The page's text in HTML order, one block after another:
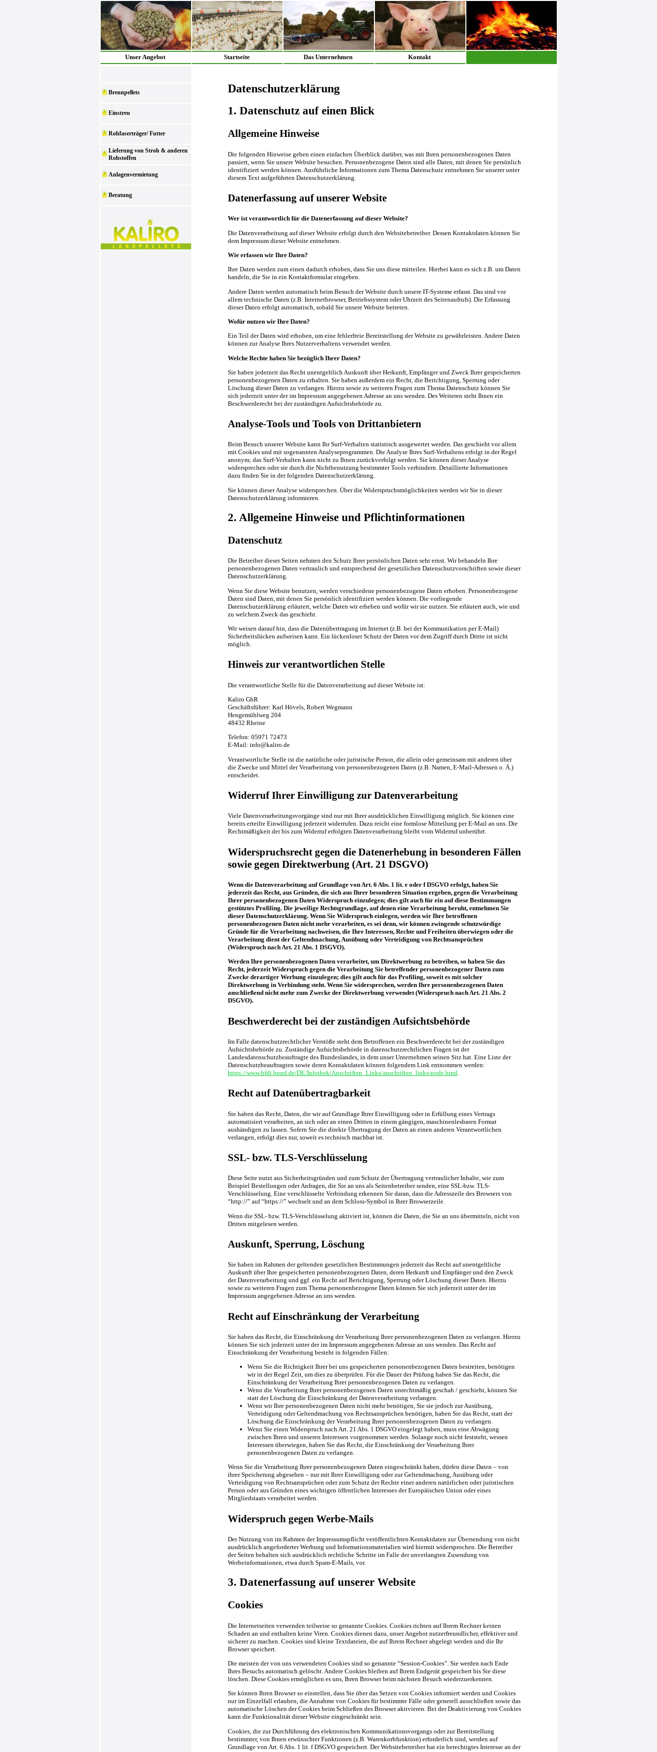
Unser Angebot Startseite Das Unternehmen Kontakt
Brennpellets
Einstreu
Rohfaserträger/ Futter
Lieferung von Stroh & anderen
Rohstoffen
Anlagenvermietung
Beratung
Datenschutzerklärung
1. Datenschutz auf einen Blick
Allgemeine Hinweise
Die folgenden Hinweise geben einen einfachen Überblick darüber, was mit Ihren personenbezogenen Daten
passiert, wenn Sie unsere Website besuchen. Personenbezogene Daten sind alle Daten, mit denen Sie persönlich
identifiziert werden können. Ausführliche Informationen zum Thema Datenschutz entnehmen Sie unserer unter
diesem Text aufgeführten Datenschutzerklärung.
Datenerfassung auf unserer Website
Wer ist verantwortlich für die Datenerfassung auf dieser Website?
Die Datenverarbeitung auf dieser Website erfolgt durch den Websitebetreiber. Dessen Kontaktdaten können Sie
dem Impressum dieser Website entnehmen.
Wie erfassen wir Ihre Daten?
Ihre Daten werden zum einen dadurch erhoben, dass Sie uns diese mitteilen. Hierbei kann es sich z.B. um Daten
handeln, die Sie in ein Kontaktformular eingeben.
Andere Daten werden automatisch beim Besuch der Website durch unsere IT-Systeme erfasst. Das sind vor
allem technische Daten (z.B. Internetbrowser, Betriebssystem oder Uhrzeit des Seitenaufrufs). Die Erfassung
dieser Daten erfolgt automatisch, sobald Sie unsere Website betreten.
Wofür nutzen wir Ihre Daten?
Ein Teil der Daten wird erhoben, um eine fehlerfreie Bereitstellung der Website zu gewährleisten. Andere Daten
können zur Analyse Ihres Nutzerverhaltens verwendet werden.
Welche Rechte haben Sie bezüglich Ihrer Daten?
Sie haben jederzeit das Recht unentgeltlich Auskunft über Herkunft, Empfänger und Zweck Ihrer gespeicherten
personenbezogenen Daten zu erhalten. Sie haben außerdem ein Recht, die Berichtigung, Sperrung oder
Löschung dieser Daten zu verlangen. Hierzu sowie zu weiteren Fragen zum Thema Datenschutz können Sie
sich jederzeit unter der im Impressum angegebenen Adresse an uns wenden. Des Weiteren steht Ihnen ein
Beschwerderecht bei der zuständigen Aufsichtsbehörde zu.
Analyse-Tools und Tools von Drittanbietern
Beim Besuch unserer Website kann Ihr Surf-Verhalten statistisch ausgewertet werden. Das geschieht vor allem
mit Cookies und mit sogenannten Analyseprogrammen. Die Analyse Ihres Surf-Verhaltens erfolgt in der Regel
anonym; das Surf-Verhalten kann nicht zu Ihnen zurückverfolgt werden. Sie können dieser Analyse
widersprechen oder sie durch die Nichtbenutzung bestimmter Tools verhindern. Detaillierte Informationen
dazu finden Sie in der folgenden Datenschutzerklärung.
Sie können dieser Analyse widersprechen. Über die Widerspruchsmöglichkeiten werden wir Sie in dieser
Datenschutzerklärung informieren.
2. Allgemeine Hinweise und Pflichtinformationen
Datenschutz
Die Betreiber dieser Seiten nehmen den Schutz Ihrer persönlichen Daten sehr ernst. Wir behandeln Ihre
personenbezogenen Daten vertraulich und entsprechend der gesetzlichen Datenschutzvorschriften sowie dieser
Datenschutzerklärung.
Wenn Sie diese Website benutzen, werden verschiedene personenbezogene Daten erhoben. Personenbezogene
Daten sind Daten, mit denen Sie persönlich identifiziert werden können. Die vorliegende
Datenschutzerklärung erläutert, welche Daten wir erheben und wofür wir sie nutzen. Sie erläutert auch, wie und
zu welchem Zweck das geschieht.
Wir weisen darauf hin, dass die Datenübertragung im Internet (z.B. bei der Kommunikation per E-Mail)
Sicherheitslücken aufweisen kann. Ein lückenloser Schutz der Daten vor dem Zugriff durch Dritte ist nicht
möglich.
Hinweis zur verantwortlichen Stelle
Die verantwortliche Stelle für die Datenverarbeitung auf dieser Website ist:
Kaliro GbR
Geschäftsführer: Karl Hövels, Robert Wegmann
Hengemühlweg 204
48432 Rheine
Telefon: 05971 72473
E-Mail: info@kaliro.de
Verantwortliche Stelle ist die natürliche oder juristische Person, die allein oder gemeinsam mit anderen über
die Zwecke und Mittel der Verarbeitung von personenbezogenen Daten (z.B. Namen, E-Mail-Adressen o. Ä.)
entscheidet.
Widerruf Ihrer Einwilligung zur Datenverarbeitung
Viele Datenverarbeitungsvorgänge sind nur mit Ihrer ausdrücklichen Einwilligung möglich. Sie können eine
bereits erteilte Einwilligung jederzeit widerrufen. Dazu reicht eine formlose Mitteilung per E-Mail an uns. Die
Rechtmäßigkeit der bis zum Widerruf erfolgten Datenverarbeitung bleibt vom Widerruf unberührt.
Widerspruchsrecht gegen die Datenerhebung in besonderen Fällen
sowie gegen Direktwerbung (Art. 21 DSGVO)
Wenn die Datenverarbeitung auf Grundlage von Art. 6 Abs. 1 lit. e oder f DSGVO erfolgt, haben Sie
jederzeit das Recht, aus Gründen, die sich aus Ihrer besonderen Situation ergeben, gegen die Verarbeitung
Ihrer personenbezogenen Daten Widerspruch einzulegen; dies gilt auch für ein auf diese Bestimmungen
gestütztes Profiling. Die jeweilige Rechtsgrundlage, auf denen eine Verarbeitung beruht, entnehmen Sie
dieser Datenschutzerklärung. Wenn Sie Widerspruch einlegen, werden wir Ihre betroffenen
personenbezogenen Daten nicht mehr verarbeiten, es sei denn, wir können zwingende schutzwürdige
Gründe für die Verarbeitung nachweisen, die Ihre Interessen, Rechte und Freiheiten überwiegen oder die
Verarbeitung dient der Geltendmachung, Ausübung oder Verteidigung von Rechtsansprüchen
(Widerspruch nach Art. 21 Abs. 1 DSGVO).
Werden Ihre personenbezogenen Daten verarbeitet, um Direktwerbung zu betreiben, so haben Sie das
Recht, jederzeit Widerspruch gegen die Verarbeitung Sie betreffender personenbezogener Daten zum
Zwecke derartiger Werbung einzulegen; dies gilt auch für das Profiling, soweit es mit solcher
Direktwerbung in Verbindung steht. Wenn Sie widersprechen, werden Ihre personenbezogenen Daten
anschließend nicht mehr zum Zwecke der Direktwerbung verwendet (Widerspruch nach Art. 21 Abs. 2
DSGVO).
Beschwerderecht bei der zuständigen Aufsichtsbehörde
Im Falle datenschutzrechtlicher Verstöße steht dem Betroffenen ein Beschwerderecht bei der zuständigen
Aufsichtsbehörde zu. Zuständige Aufsichtsbehörde in datenschutzrechtlichen Fragen ist der
Landesdatenschutzbeauftragte des Bundeslandes, in dem unser Unternehmen seinen Sitz hat. Eine Liste der
Datenschutzbeauftragten sowie deren Kontaktdaten können folgendem Link entnommen werden:
https://www.bfdi.bund.de/DE/Infothek/Anschriften_Links/anschriften_links-node.html
Recht auf Datenübertragbarkeit
Sie haben das Recht, Daten, die wir auf Grundlage Ihrer Einwilligung oder in Erfüllung eines Vertrags
automatisiert verarbeiten, an sich oder an einen Dritten in einem gängigen, maschinenlesbaren Format
aushändigen zu lassen. Sofern Sie die direkte Übertragung der Daten an einen anderen Verantwortlichen
verlangen, erfolgt dies nur, soweit es technisch machbar ist.
SSL- bzw. TLS-Verschlüsselung
Diese Seite nutzt aus Sicherheitsgründen und zum Schutz der Übertragung vertraulicher Inhalte, wie zum
Beispiel Bestellungen oder Anfragen, die Sie an uns als Seitenbetreiber senden, eine SSL-bzw. TLS-
Verschlüsselung. Eine verschlüsselte Verbindung erkennen Sie daran, dass die Adresszeile des Browsers von
“http://” auf “https://” wechselt und an dem Schloss-Symbol in Ihrer Browserzeile.
Wenn die SSL- bzw. TLS-Verschlüsselung aktiviert ist, können die Daten, die Sie an uns übermitteln, nicht von
Dritten mitgelesen werden.
Auskunft, Sperrung, Löschung
Sie haben im Rahmen der geltenden gesetzlichen Bestimmungen jederzeit das Recht auf unentgeltliche
Auskunft über Ihre gespeicherten personenbezogenen Daten, deren Herkunft und Empfänger und den Zweck
der Datenverarbeitung und ggf. ein Recht auf Berichtigung, Sperrung oder Löschung dieser Daten. Hierzu
sowie zu weiteren Fragen zum Thema personenbezogene Daten können Sie sich jederzeit unter der im
Impressum angegebenen Adresse an uns wenden.
Recht auf Einschränkung der Verarbeitung
Sie haben das Recht, die Einschränkung der Verarbeitung Ihrer personenbezogenen Daten zu verlangen. Hierzu
können Sie sich jederzeit unter der im Impressum angegebenen Adresse an uns wenden. Das Recht auf
Einschränkung der Verarbeitung besteht in folgenden Fällen:
Wenn Sie die Richtigkeit Ihrer bei uns gespeicherten personenbezogenen Daten bestreiten, benötigen
wir in der Regel Zeit, um dies zu überprüfen. Für die Dauer der Prüfung haben Sie das Recht, die
Einschränkung der Verarbeitung Ihrer personenbezogenen Daten zu verlangen.
Wenn die Verarbeitung Ihrer personenbezogenen Daten unrechtmäßig geschah / geschieht, können Sie
statt der Löschung die Einschränkung der Datenverarbeitung verlangen.
Wenn wir Ihre personenbezogenen Daten nicht mehr benötigen, Sie sie jedoch zur Ausübung,
Verteidigung oder Geltendmachung von Rechtsansprüchen benötigen, haben Sie das Recht, statt der
Löschung die Einschränkung der Verarbeitung Ihrer personenbezogenen Daten zu verlangen.
Wenn Sie einen Widerspruch nach Art. 21 Abs. 1 DSGVO eingelegt haben, muss eine Abwägung
zwischen Ihren und unseren Interessen vorgenommen werden. Solange noch nicht feststeht, wessen
Interessen überwiegen, haben Sie das Recht, die Einschränkung der Verarbeitung Ihrer
personenbezogenen Daten zu verlangen.
Wenn Sie die Verarbeitung Ihrer personenbezogenen Daten eingeschränkt haben, dürfen diese Daten – von
ihrer Speicherung abgesehen – nur mit Ihrer Einwilligung oder zur Geltendmachung, Ausübung oder
Verteidigung von Rechtsansprüchen oder zum Schutz der Rechte einer anderen natürlichen oder juristischen
Person oder aus Gründen eines wichtigen öffentlichen Interesses der Europäischen Union oder eines
Mitgliedstaats verarbeitet werden.
Widerspruch gegen Werbe-Mails
Der Nutzung von im Rahmen der Impressumspflicht veröffentlichten Kontaktdaten zur Übersendung von nicht
ausdrücklich angeforderter Werbung und Informationsmaterialien wird hiermit widersprochen. Die Betreiber
der Seiten behalten sich ausdrücklich rechtliche Schritte im Falle der unverlangten Zusendung von
Werbeinformationen, etwa durch Spam-E-Mails, vor.
3. Datenerfassung auf unserer Website
Cookies
Die Internetseiten verwenden teilweise so genannte Cookies. Cookies richten auf Ihrem Rechner keinen
Schaden an und enthalten keine Viren. Cookies dienen dazu, unser Angebot nutzerfreundlicher, effektiver und
sicherer zu machen. Cookies sind kleine Textdateien, die auf Ihrem Rechner abgelegt werden und die Ihr
Browser speichert.
Die meisten der von uns verwendeten Cookies sind so genannte “Session-Cookies”. Sie werden nach Ende
Ihres Besuchs automatisch gelöscht. Andere Cookies bleiben auf Ihrem Endgerät gespeichert bis Sie diese
löschen. Diese Cookies ermöglichen es uns, Ihren Browser beim nächsten Besuch wiederzuerkennen.
Sie können Ihren Browser so einstellen, dass Sie über das Setzen von Cookies informiert werden und Cookies
nur im Einzelfall erlauben, die Annahme von Cookies für bestimmte Fälle oder generell ausschließen sowie das
automatische Löschen der Cookies beim Schließen des Browser aktivieren. Bei der Deaktivierung von Cookies
kann die Funktionalität dieser Website eingeschränkt sein.
Cookies, die zur Durchführung des elektronischen Kommunikationsvorgangs oder zur Bereitstellung
bestimmter, von Ihnen erwünschter Funktionen (z.B. Warenkorbfunktion) erforderlich sind, werden auf
Grundlage von Art. 6 Abs. 1 lit. f DSGVO gespeichert. Der Websitebetreiber hat ein berechtigtes Interesse an der